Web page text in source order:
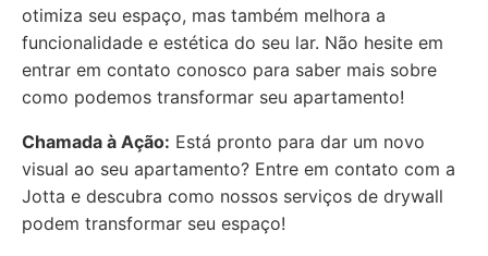
otimiza seu espaço, mas também melhora a
funcionalidade e estética do seu lar. Não hesite em
entrar em contato conosco para saber mais sobre
como podemos transformar seu apartamento!
Chamada à Ação: Está pronto para dar um novo
visual ao seu apartamento? Entre em contato com a
Jotta e descubra como nossos serviços de drywall
podem transformar seu espaço!